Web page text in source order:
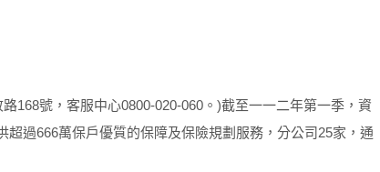
168號，客服中心0800-020-060。)截至一一二年第一季，資
過666萬保戶優質的保障及保險規劃服務，分公司25家，通